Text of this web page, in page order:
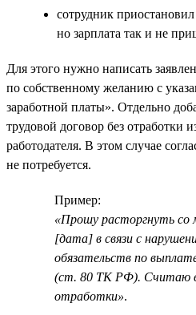
сотрудник
но зарплата так и не
Для этого нужно написать
по собственному желанию с
заработной платы». Отдельно
трудовой договор без отработки
работодателя. В этом случае
не потребуется.
Пример:
«Прошу расторгнуть со
[дата] в связи с
обязательств по
(ст. 80 ТК РФ). Считаю
отработки».